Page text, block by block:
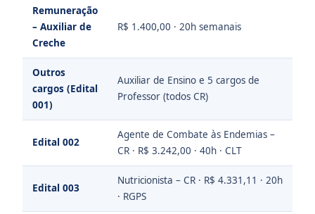
Remuneração
– Auxiliar de
Creche
R$ 1.400,00 · 20h semanais
Outros
cargos (Edital
001)
Auxiliar de Ensino e 5 cargos de
Professor (todos CR)
Edital 002
Agente de Combate às Endemias –
CR · R$ 3.242,00 · 40h · CLT
Edital 003
Nutricionista – CR · R$ 4.331,11 · 20h
· RGPS